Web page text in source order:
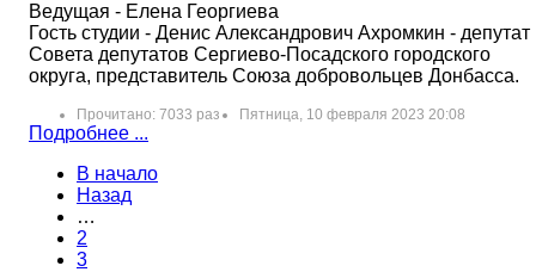
Ведущая - Елена Георгиева
Гость студии - Денис Александрович Ахромкин - депутат
Совета депутатов Сергиево-Посадского городского
округа, представитель Союза добровольцев Донбасса.
Прочитано: 7033 раз Пятница, 10 февраля 2023 20:08
Подробнее ...
В начало
Назад
…
2
3